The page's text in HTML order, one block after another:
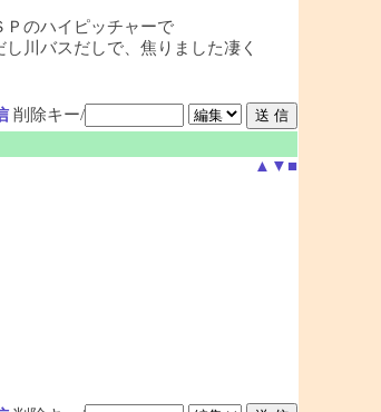
のハイピッチャーで
川バスだしで、焦りました凄く
削除キー/
▲ ▼ ■